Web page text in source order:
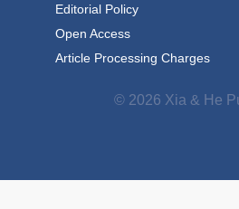
Editorial Policy
Open Access
Article Processing Charges
© 2026 Xia & He